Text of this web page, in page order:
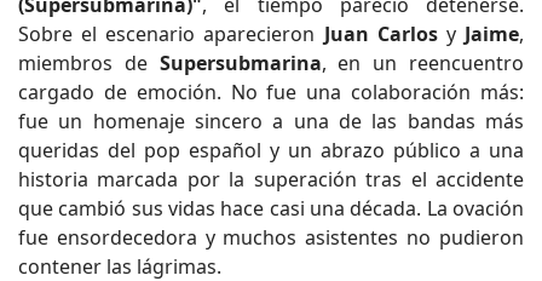
Sobre el escenario aparecieron Juan Carlosy Jaime,
miembros de Supersubmarina, en un reencuentro
cargado de emoción. No fue una colaboración más:
fue un homenaje sincero a una de las bandas más
queridas del pop español y un abrazo público a una
historia marcada por la superación tras el accidente
que cambió sus vidas hace casi una década. La ovación
fue ensordecedora y muchos asistentes no pudieron
contener las lágrimas.